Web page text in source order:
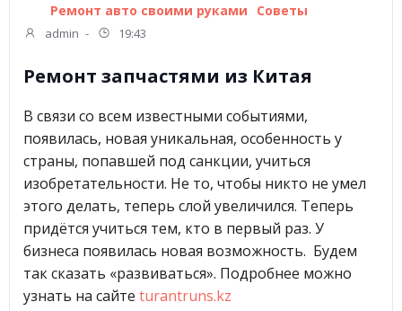
Ремонт авто своими руками
Советы
admin - 19:43
Ремонт запчастями из Китая
В связи со всем известными событиями,
появилась, новая уникальная, особенность у
страны, попавшей под санкции, учиться
изобретательности. Не то, чтобы никто не умел
этого делать, теперь слой увеличился. Теперь
придётся учиться тем, кто в первый раз. У
бизнеса появилась новая возможность. Будем
так сказать «развиваться». Подробнее можно
узнать на сайте turantruns.kz